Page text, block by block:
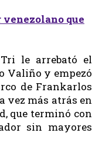
que
le arrebató el
Valiño y empezó
de Frankarlos
vez más atrás en
que terminó con
sin mayores